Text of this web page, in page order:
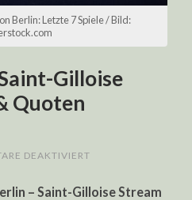
Berlin: Letzte 7 Spiele / Bild:
Gilloise
Quoten
DEAKTIVIERT
–
– Saint-Gilloise Stream